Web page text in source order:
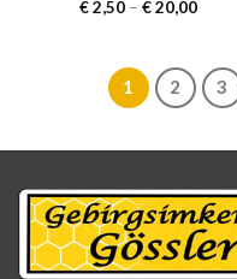
€2,50– €20,00
1 2 3